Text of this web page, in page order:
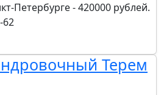
Петербурге - 420000 рублей.
62
Терем